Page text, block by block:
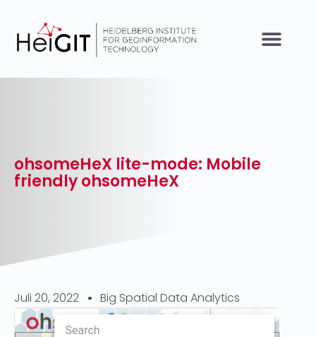
ohsomeHeX lite-mode: Mobile
friendly ohsomeHeX
Juli 20, 2022 Big Spatial Data Analytics